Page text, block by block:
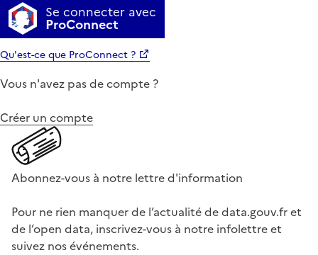
Se connecter avec
ProConnect
Qu'est-ce que ProConnect ?
Vous n'avez pas de compte ?
Créer un compte
Abonnez-vous à notre lettre d'information
Pour ne rien manquer de l’actualité de data.gouv.fr et
de l’open data, inscrivez-vous à notre infolettre et
suivez nos événements.